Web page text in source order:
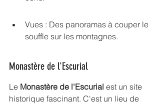
Vues : Des panoramas à couper le
souffle sur les montagnes.
Monastère de l'Escurial
Le Monastère de l'Escurial est un site
historique fascinant. C'est un lieu de